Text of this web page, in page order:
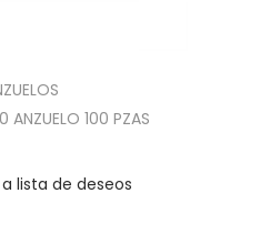
100 PZAS
lista de deseos